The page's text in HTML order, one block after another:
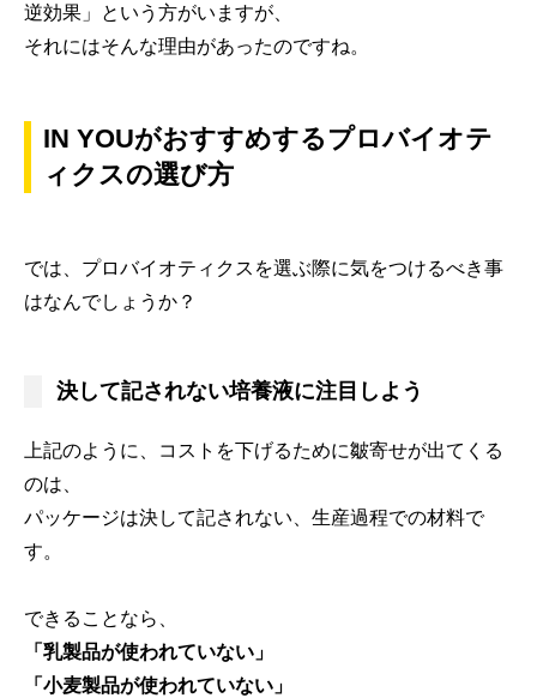
逆効果」という方がいますが、
それにはそんな理由があったのですね。
IN YOUがおすすめするプロバイオテ
ィクスの選び方
では、プロバイオティクスを選ぶ際に気をつけるべき事
はなんでしょうか？
決して記されない培養液に注目しよう
上記のように、コストを下げるために皺寄せが出てくる
のは、
パッケージは決して記されない、生産過程での材料で
す。
できることなら、
「乳製品が使われていない」
「小麦製品が使われていない」